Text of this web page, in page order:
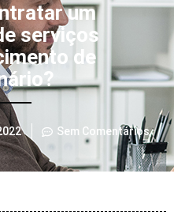
um
serviços
de
Sem Comentários